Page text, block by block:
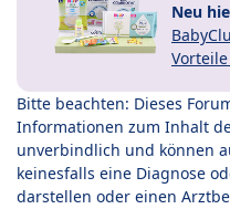
Neu
Vorteile
Bitte beachten: Dieses
Informationen zum Inhalt
unverbindlich und können
keinesfalls eine Diagnose
darstellen oder einen